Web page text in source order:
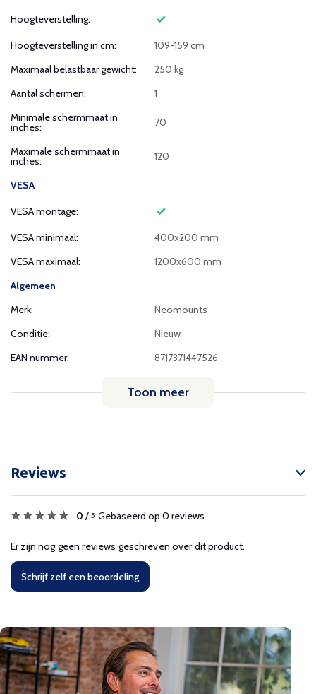
Hoogteverstelling:
Hoogteverstelling in cm:
109-159 cm
Maximaal belastbaar gewicht:
250 kg
Aantal schermen:
1
Minimale schermmaat in
inches: 70
Maximale schermmaat in
inches: 120
VESA
VESA montage:
VESA minimaal:
400x200 mm
VESA maximaal:
1200x600 mm
Algemeen
Merk:
Neomounts
Conditie:
Nieuw
EAN nummer:
8717371447526
Toon meer
Reviews
0 / 5 Gebaseerd op 0 reviews
Er zijn nog geen reviews geschreven over dit product.
Schrijf zelf een beoordeling